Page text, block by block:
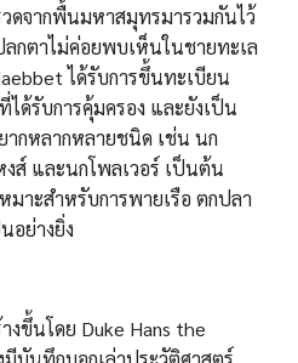
วดจากพื้นมหาสมุทรมารวมกันไว้
กตาไม่ค่อยพบเห็นในชายทะเล
ได้รับการขึ้นทะเบียน
ด้รับการคุ้มครอง และยังเป็น
กหลากหลายชนิด เช่น นก
ส์ และนกโพลเวอร์ เป็นต้น
าะสำหรับการพายเรือ ตกปลา
อย่างยิ่ง
งขึ้นโดย Duke Hans the